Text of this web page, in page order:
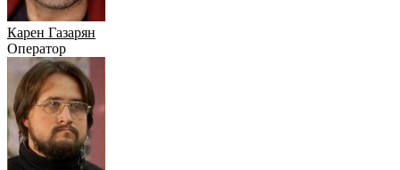
Карен Газарян
Оператор